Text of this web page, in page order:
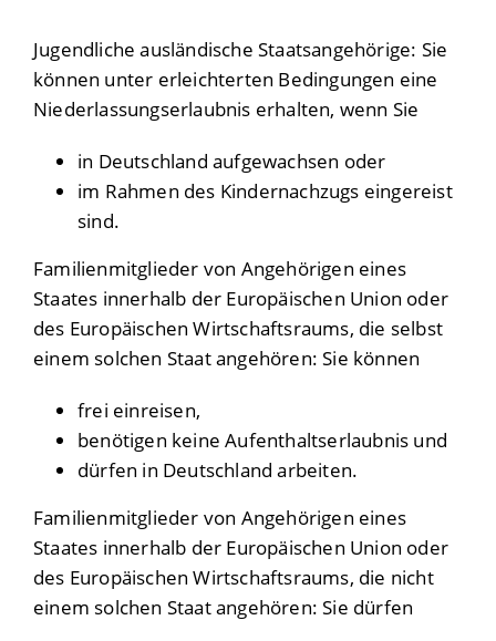
Jugendliche ausländische Staatsangehörige: Sie
können unter erleichterten Bedingungen eine
Niederlassungserlaubnis erhalten, wenn Sie
in Deutschland aufgewachsen oder
im Rahmen des Kindernachzugs eingereist
sind.
Familienmitglieder von Angehörigen eines
Staates innerhalb der Europäischen Union oder
des Europäischen Wirtschaftsraums, die selbst
einem solchen Staat angehören: Sie können
frei einreisen,
benötigen keine Aufenthaltserlaubnis und
dürfen in Deutschland arbeiten.
Familienmitglieder von Angehörigen eines
Staates innerhalb der Europäischen Union oder
des Europäischen Wirtschaftsraums, die nicht
einem solchen Staat angehören: Sie dürfen